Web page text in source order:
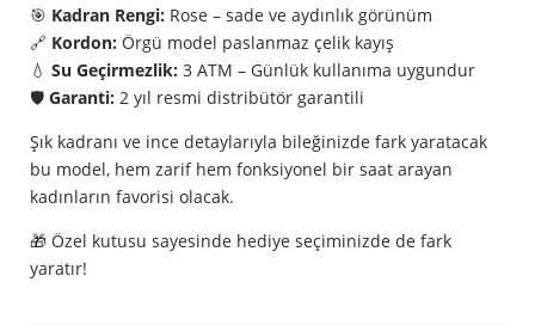
🎯 Kadran Rengi: Rose – sade ve aydınlık görünüm
🔗 Kordon: Örgü model paslanmaz çelik kayış
💧 Su Geçirmezlik: 3 ATM – Günlük kullanıma uygundur
🛡️ Garanti: 2 yıl resmi distribütör garantili
Şık kadranı ve ince detaylarıyla bileğinizde fark yaratacak
bu model, hem zarif hem fonksiyonel bir saat arayan
kadınların favorisi olacak.
🎁 Özel kutusu sayesinde hediye seçiminizde de fark
yaratır!